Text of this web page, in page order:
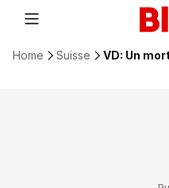
Home Suisse VD: Un